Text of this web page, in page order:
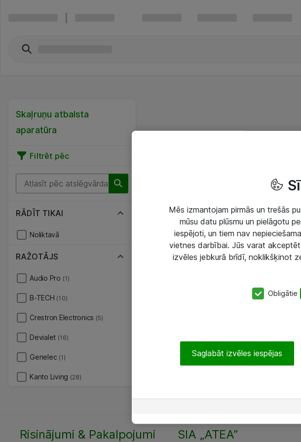
Skaļruņu atbalsta
aparatūra
Filtrēt pēc
RĀDĪT TIKAI
Noliktavā
RAŽOTĀJS
Audio Pro (1)
B-TECH (10)
Crestron Electronics (5)
Devialet (16)
Genelec (1)
Kanto Living (28)
Risinājumi & Pakalpojumi SIA „ATEA”
Mēs izmantojam pirmās un trešās
mūsu datu plūsmu un pielāgotu
iespējoti, un tiem nav
vietnes darbībai. Jūs varat
izvēles jebkurā brīdī, noklikšķinot
Obligātie
Saglabāt izvēles iespējas